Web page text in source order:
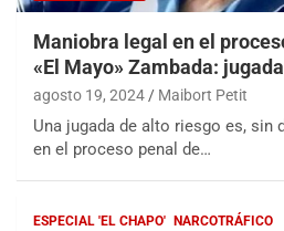
Maniobra legal en el
«El Mayo» Zambada:
agosto 19, 2024 Maibort Petit
Una jugada de alto riesgo es, sin
en el proceso penal de…
ESPECIAL 'EL CHAPO' NARCOTRÁFICO